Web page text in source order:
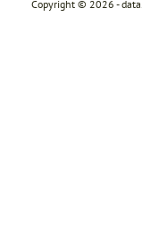
Copyright © 2026 -